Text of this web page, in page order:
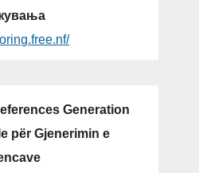
Generation
për Gjenerimin e